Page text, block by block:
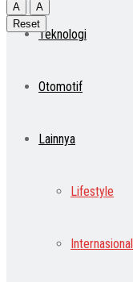
Teknologi
Otomotif
Lainnya
Lifestyle
Internasional
A
A
Reset